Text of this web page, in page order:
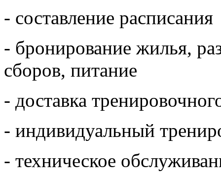
- составление расписания
- бронирование жилья,
сборов, питание
- доставка
- индивидуальный
- техническое